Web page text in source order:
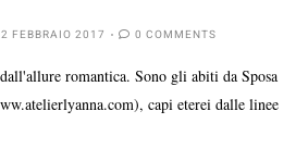
FEBBRAIO 2017 0 COMMENTS
romantica. Sono gli abiti da Sposa
capi eterei dalle linee